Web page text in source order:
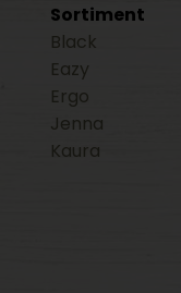
Sortiment
Black
Eazy
Ergo
Jenna
Kaura